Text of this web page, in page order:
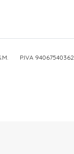
P.IVA 94067540362